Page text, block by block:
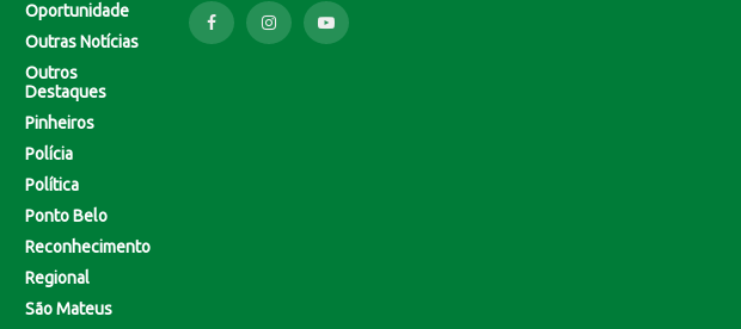
Oportunidade
Outras Notícias
Outros
Destaques
Pinheiros
Polícia
Política
Ponto Belo
Reconhecimento
Regional
São Mateus